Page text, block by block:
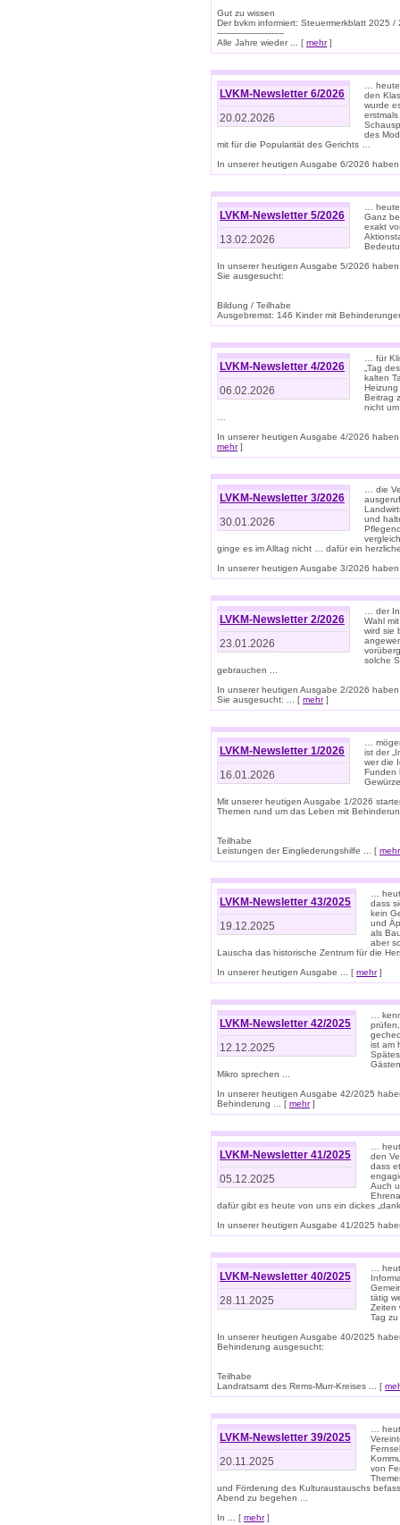
Gut zu wissen
Der bvkm informiert: Steuermerkblatt 2025 /
-------------------------
Alle Jahre wieder ... [ mehr]
LVKM-Newsletter 6/2026
20.02.2026
…
den
wurde
des
mit für die Popularität des Gerichts …
In unserer heutigen Ausgabe 6/2026
LVKM-Newsletter 5/2026
13.02.2026
…
Ganz
exakt
In unserer heutigen Ausgabe 5/2026
Sie ausgesucht:
Bildung / Teilhabe
Ausgebremst: 146 Kinder mit
LVKM-Newsletter 4/2026
06.02.2026
… für
„Tag
kalten
Beitrag
nicht
In unserer heutigen Ausgabe 4/2026
mehr]
LVKM-Newsletter 3/2026
30.01.2026
… die
und
ginge es im Alltag nicht … dafür ein
In unserer heutigen Ausgabe 3/2026
LVKM-Newsletter 2/2026
23.01.2026
… der
Wahl
wird sie
solche
gebrauchen ...
In unserer heutigen Ausgabe 2/2026
Sie ausgesucht: ... [ mehr]
LVKM-Newsletter 1/2026
16.01.2026
…
ist der
wer die
Funden
Mit unserer heutigen Ausgabe 1/2026
Themen rund um das Leben mit
Teilhabe
Leistungen der Eingliederungshilfe ... [ mehr
LVKM-Newsletter 43/2025
19.12.2025
…
dass
kein
und
als
aber
Lauscha das historische Zentrum für die
In unserer heutigen Ausgabe ... [ mehr]
LVKM-Newsletter 42/2025
12.12.2025
…
ist am
Mikro sprechen ...
In unserer heutigen Ausgabe 42/2025
Behinderung ... [ mehr]
LVKM-Newsletter 41/2025
05.12.2025
…
den
dass
Auch
dafür gibt es heute von uns ein dickes
In unserer heutigen Ausgabe 41/2025
LVKM-Newsletter 40/2025
28.11.2025
…
tätig
Zeiten
Tag
In unserer heutigen Ausgabe 40/2025
Behinderung ausgesucht:
Teilhabe
Landratsamt des Rems-Murr-Kreises ... [
LVKM-Newsletter 39/2025
20.11.2025
…
von
und Förderung des Kulturaustauschs
Abend zu begehen ...
In ... [ mehr]